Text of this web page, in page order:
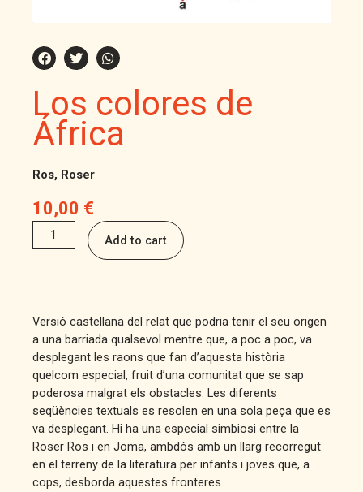
Los colores de
África
Ros, Roser
10,00 €
colores
Add to cart
Versió castellana del relat que podria tenir el seu origen
a una barriada qualsevol mentre que, a poc a poc, va
desplegant les raons que fan d’aquesta història
quelcom especial, fruit d’una comunitat que se sap
poderosa malgrat els obstacles. Les diferents
seqüències textuals es resolen en una sola peça que es
va desplegant. Hi ha una especial simbiosi entre la
Roser Ros i en Joma, ambdós amb un llarg recorregut
en el terreny de la literatura per infants i joves que, a
cops, desborda aquestes fronteres.